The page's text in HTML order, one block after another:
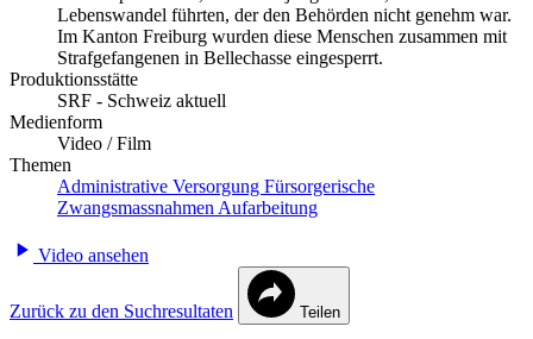
Lebenswandel führten, der den Behörden nicht genehm war.
Im Kanton Freiburg wurden diese Menschen zusammen mit
Strafgefangenen in Bellechasse eingesperrt.
Produktionsstätte
SRF - Schweiz aktuell
Medienform
Video / Film
Themen
Administrative Versorgung Fürsorgerische
Zwangsmassnahmen Aufarbeitung
Video ansehen
Zurück zu den Suchresultaten Teilen